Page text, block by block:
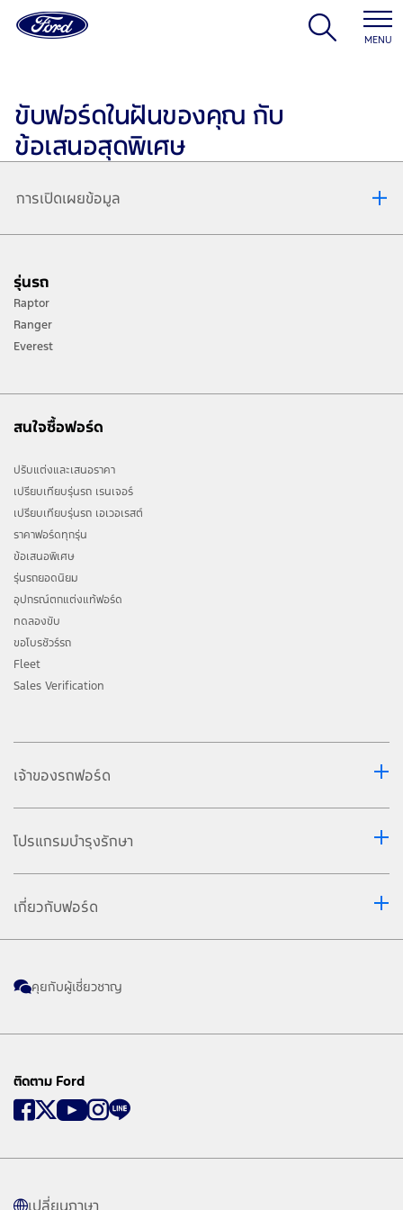
MENU
ขับฟอร์ดในฝันของคุณ กับ
ข้อเสนอสุดพิเศษ
การเปิดเผยข้อมูล
โปรโมชั่นพิเศษสำหรับลูกค้าฟอร์ด และครอบครัว ได้แก่ บิดามารดา, คู่สมรส, พี่
น้องร่วมบิดามารดา และบุตร เมื่อออกรถฟอร์ด Next-Gen มีรายละเอียดดังนี้
✓ ฟรี! การรับประกันคุณภาพรถยนต์ใหม่จากโรงงาน 5 ปี
✓ ฟรี! บริการช่วยเหลือฉุกเฉิน 24 ช.ม. นาน 5 ปี
รายละเอียดโปรแกรม Ford Care+ และ เอกสารประกอบการรับสิทธิ์โปรโมชั่นพิ
เศษสำหรับลูกค้าฟอร์ด และครอบครัว สามารถศึกษารายละเอียดเพิ่มได้ที่
หมายเหตุ : จองและรับรถตั้งแต่ วันที่ 1 กรกฎาคม 2569 เป็นต้นไป
รุ่นรถ
Raptor
Ranger
Everest
สนใจซื้อฟอร์ด
ปรับแต่งและเสนอราคา
เปรียบเทียบรุ่นรถ เรนเจอร์
เปรียบเทียบรุ่นรถ เอเวอเรสต์
ราคาฟอร์ดทุกรุ่น
ข้อเสนอพิเศษ
รุ่นรถยอดนิยม
อุปกรณ์ตกแต่งแท้ฟอร์ด
ทดลองขับ
ขอโบรชัวร์รถ
Fleet
Sales Verification
เจ้าของรถฟอร์ด
โปรแกรมบำรุงรักษา
เกี่ยวกับฟอร์ด
คุยกับผู้เชี่ยวชาญ
ติดตาม Ford
เปลี่ยนภาษา